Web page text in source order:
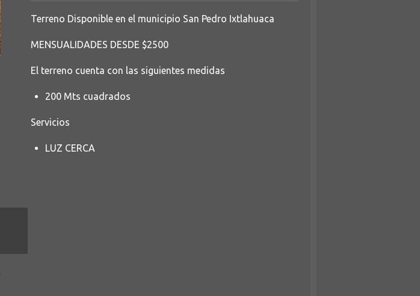
Terreno Disponible en el municipio San Pedro Ixtlahuaca
MENSUALIDADES DESDE $2500
El terreno cuenta con las siguientes medidas
200 Mts cuadrados
Servicios
LUZ CERCA